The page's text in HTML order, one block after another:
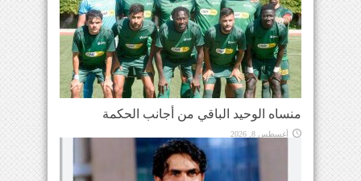
منساه الوحيد الباقي من أجانب الحكمة
أغسطس 8, 2026